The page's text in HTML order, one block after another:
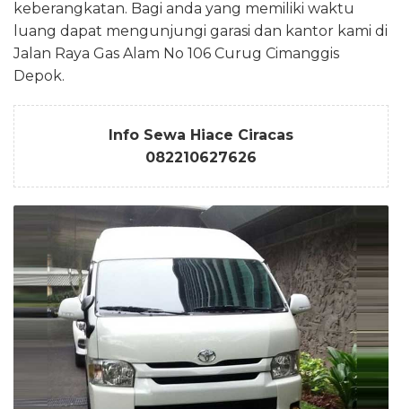
keberangkatan. Bagi anda yang memiliki waktu
luang dapat mengunjungi garasi dan kantor kami di
Jalan Raya Gas Alam No 106 Curug Cimanggis
Depok.
Info Sewa Hiace Ciracas
082210627626